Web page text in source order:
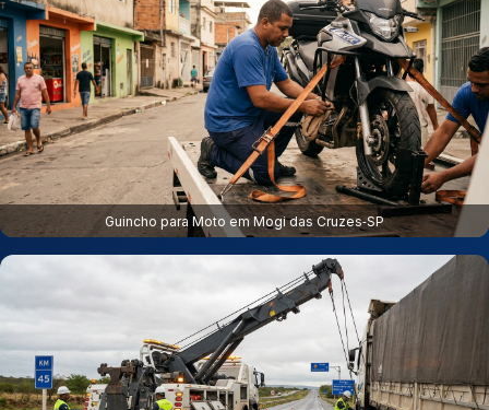
Guincho para Moto em Mogi das Cruzes‑SP